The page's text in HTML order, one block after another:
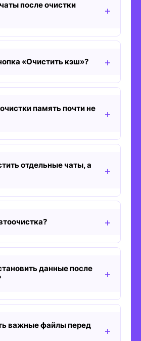
после очистки
«Очистить кэш»?
память почти не
отдельные чаты, а
данные после
важные файлы перед